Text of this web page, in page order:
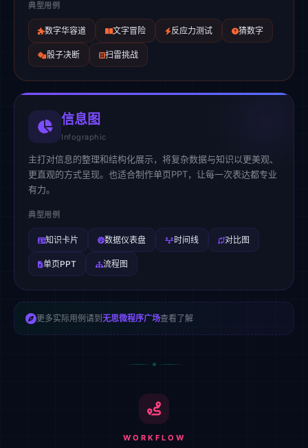
典型用例
数字华容道 文字冒险 反应力测试 猜数字
骰子决断 扫雷挑战
信息图
Infographic
主打对信息的整理和结构化展示，将复杂数据与知识以更美观、
更直观的方式呈现。也适合制作单页PPT，让每一次表达都专业
有力。
典型用例
知识卡片 数据仪表盘 时间线 对比图
单页PPT 流程图
更多实际用例请到 无思微程序广场查看了解
WORKFLOW